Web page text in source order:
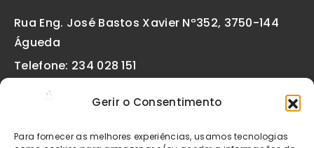
Gerir o Consentimento
Para fornecer as melhores experiências, usamos tecnologias
Rua Eng. José Bastos Xavier Nº352, 3750-144
Águeda
Telefone: 234 028 151
geral@etiquetas-online.pt